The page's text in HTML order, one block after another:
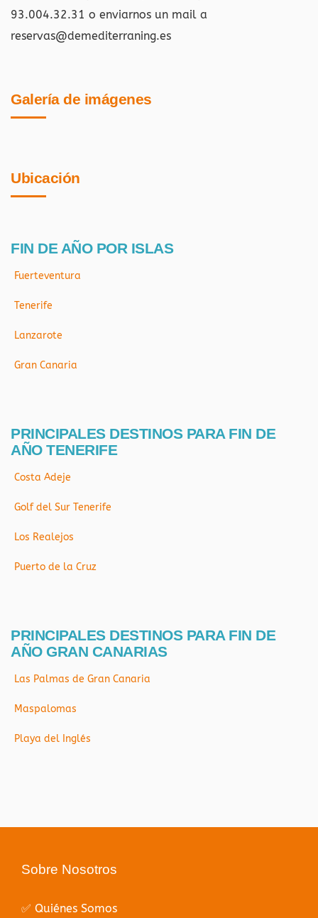
93.004.32.31 o enviarnos un mail a
reservas@demediterraning.es
Galería de imágenes
Ubicación
FIN DE AÑO POR ISLAS
Fuerteventura
Tenerife
Lanzarote
Gran Canaria
PRINCIPALES DESTINOS PARA FIN DE
AÑO TENERIFE
Costa Adeje
Golf del Sur Tenerife
Los Realejos
Puerto de la Cruz
PRINCIPALES DESTINOS PARA FIN DE
AÑO GRAN CANARIAS
Las Palmas de Gran Canaria
Maspalomas
Playa del Inglés
Sobre Nosotros
✅ Quiénes Somos